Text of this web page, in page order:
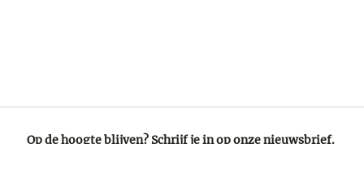
Op de hoogte blijven? Schrijf je in op onze nieuwsbrief.